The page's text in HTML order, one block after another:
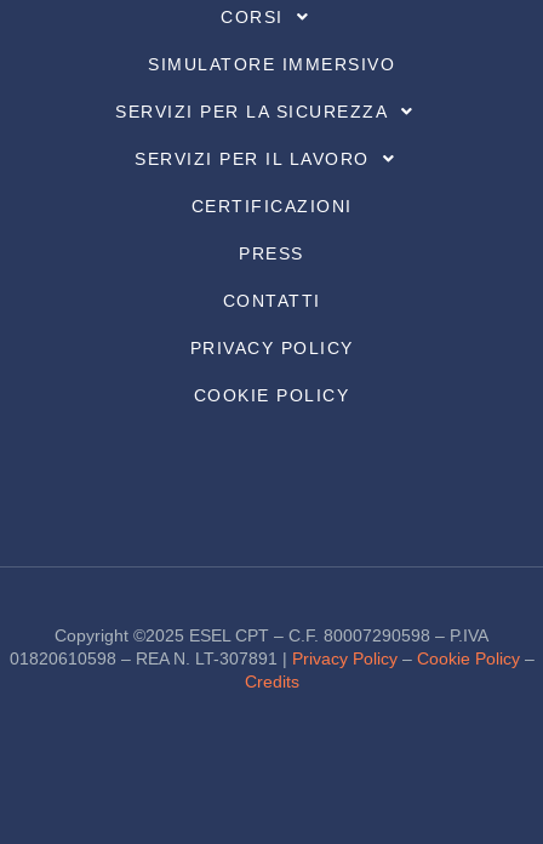
CORSI
SIMULATORE IMMERSIVO
SERVIZI PER LA SICUREZZA
SERVIZI PER IL LAVORO
CERTIFICAZIONI
PRESS
CONTATTI
PRIVACY POLICY
COOKIE POLICY
Copyright ©2025 ESEL CPT – C.F. 80007290598 – P.IVA
01820610598 – REA N. LT-307891 | Privacy Policy– Cookie Policy–
Credits